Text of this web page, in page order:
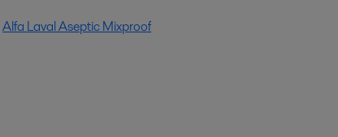
Alfa Laval Aseptic Mixproof